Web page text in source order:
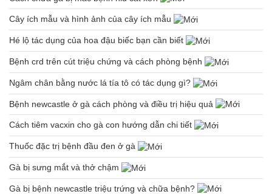
Cây ích mẫu và hình ảnh của cây ích mẫu
Hé lộ tác dụng của hoa đậu biếc bạn cần biết
Bệnh crd trên cút triệu chứng và cách phòng bệnh
Ngâm chân bằng nước lá tía tô có tác dụng gì?
Bệnh newcastle ở gà cách phòng và điều trị hiệu quả
Cách tiêm vacxin cho gà con hướng dẫn chi tiết
Thuốc đặc trị bệnh đầu đen ở gà
Gà bị sưng mắt và thở chậm
Gà bị bệnh newcastle triệu trứng và chữa bệnh?